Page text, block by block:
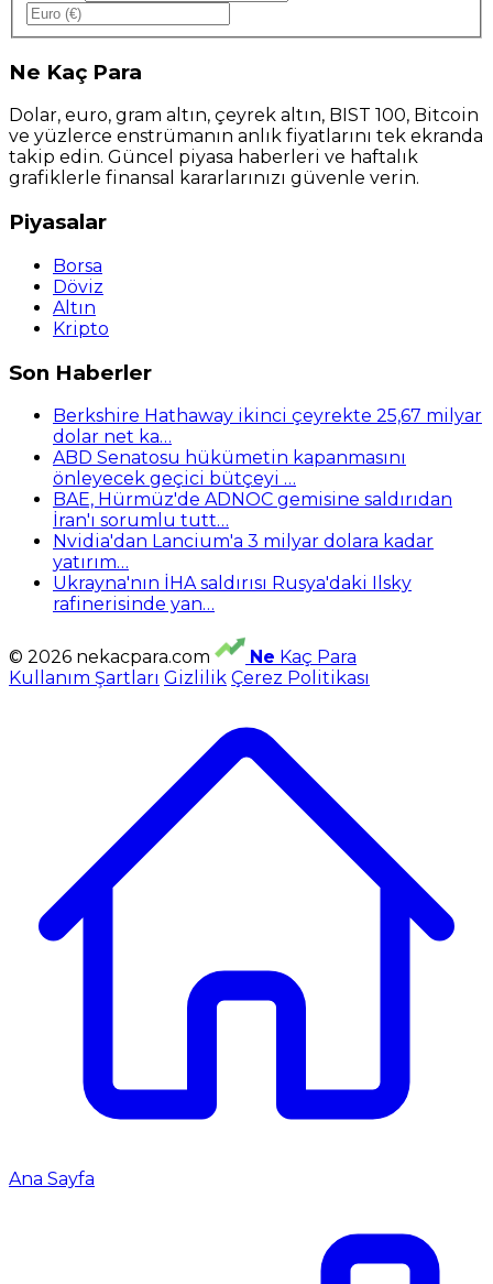
Ne Kaç Para
Dolar, euro, gram altın, çeyrek altın, BIST 100, Bitcoin
ve yüzlerce enstrümanın anlık fiyatlarını tek ekranda
takip edin. Güncel piyasa haberleri ve haftalık
grafiklerle finansal kararlarınızı güvenle verin.
Piyasalar
Borsa
Döviz
Altın
Kripto
Son Haberler
Berkshire Hathaway ikinci çeyrekte 25,67 milyar
dolar net ka…
ABD Senatosu hükümetin kapanmasını
önleyecek geçici bütçeyi …
BAE, Hürmüz'de ADNOC gemisine saldırıdan
İran'ı sorumlu tutt…
Nvidia'dan Lancium'a 3 milyar dolara kadar
yatırım…
Ukrayna'nın İHA saldırısı Rusya'daki Ilsky
rafinerisinde yan…
© 2026 nekacpara.com Ne Kaç Para
Kullanım Şartları Gizlilik Çerez Politikası
Ana Sayfa